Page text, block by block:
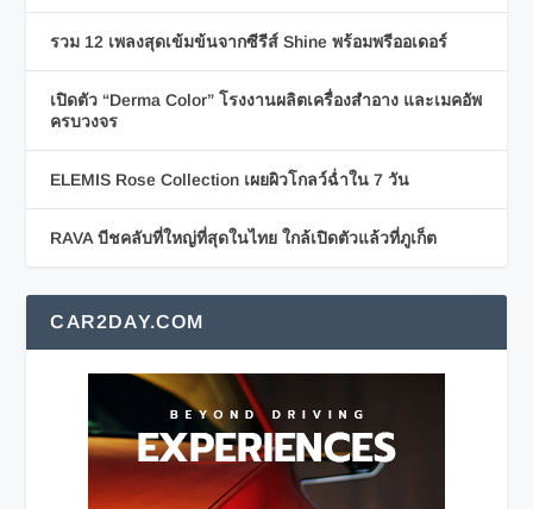
รวม 12 เพลงสุดเข้มข้นจากซีรีส์ Shine พร้อมพรีออเดอร์
เปิดตัว “Derma Color” โรงงานผลิตเครื่องสำอาง และเมคอัพ
ครบวงจร
ELEMIS Rose Collection เผยผิวโกลว์ฉ่ำใน 7 วัน
RAVA บีชคลับที่ใหญ่ที่สุดในไทย ใกล้เปิดตัวแล้วที่ภูเก็ต
CAR2DAY.COM